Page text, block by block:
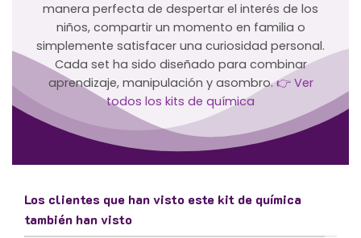
manera perfecta de despertar el interés de los
niños, compartir un momento en familia o
simplemente satisfacer una curiosidad personal.
Cada set ha sido diseñado para combinar
aprendizaje, manipulación y asombro.👉 Ver
todos los kits de química
Los clientes que han visto este kit de química
también han visto